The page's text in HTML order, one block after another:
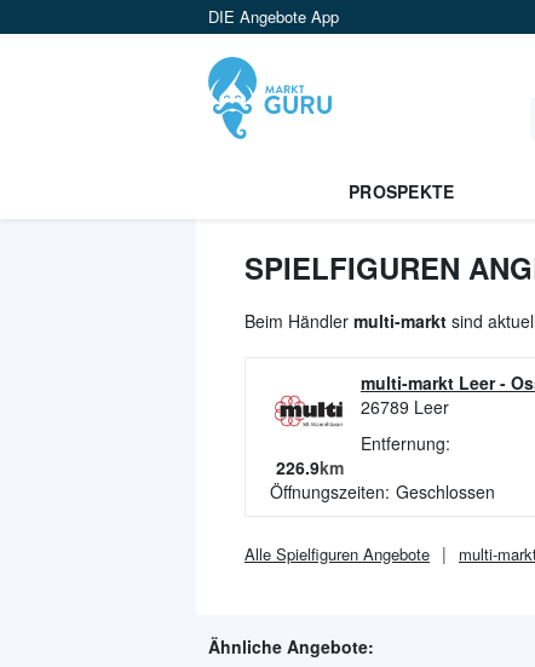
DIE Angebote App
PROSPEKTE
SPIELFIGUREN
Beim Händler multi-markt sind
multi-markt Leer-
26789 Leer
Entfernung:
226.9km
Öffnungszeiten: Geschlossen
Alle Spielfiguren Angebote multi-
Ähnliche Angebote: